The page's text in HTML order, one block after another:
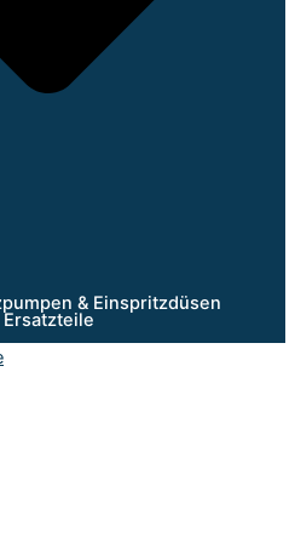
& Einspritzdüsen
Ersatzteile